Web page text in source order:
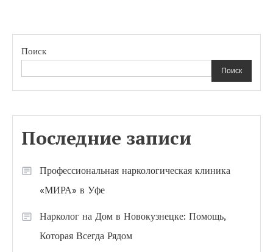
Поиск
Поиск
Последние записи
Профессиональная наркологическая клиника
«МИРА» в Уфе
Нарколог на Дом в Новокузнецке: Помощь,
Которая Всегда Рядом